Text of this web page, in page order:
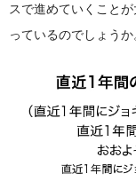
スで進めていくこと
っているのでしょうか